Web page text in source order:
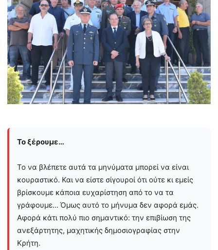
Το ξέρουμε…
Το να βλέπετε αυτά τα μηνύματα μπορεί να είναι
κουραστικό. Και να είστε σίγουροί ότι ούτε κι εμείς
βρίσκουμε κάποια ευχαρίστηση από το να τα
γράφουμε... Όμως αυτό το μήνυμα δεν αφορά εμάς.
Αφορά κάτι πολύ πιο σημαντικό: την επιβίωση της
ανεξάρτητης, μαχητικής δημοσιογραφίας στην
Kρήτη.